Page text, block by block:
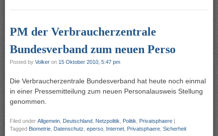
PM der Verbraucherzentrale
Bundesverband zum neuen Perso
Posted by Volker on 15 Oktober 2010, 5:47 pm
Die Verbraucherzentrale Bundesverband hat heute noch einmal
in einer Pressemitteilung zum neuen Personalausweis Stellung
genommen.
Filed under Allgemein Deutschland Netzpolitik Politik Privatsphaere |
Tagged Biometrie Datenschutz eperso Internet Privatsphaere Sicherheit